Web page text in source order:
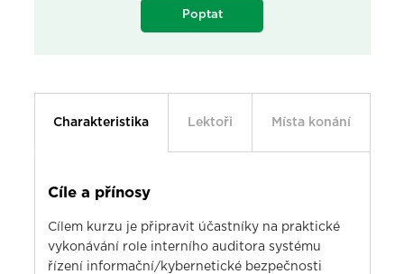
Poptat
Charakteristika Lektoři Místa konání
Cíle a přínosy
Cílem kurzu je připravit účastníky na praktické
vykonávání role interního auditora systému
řízení informační/kybernetické bezpečnosti